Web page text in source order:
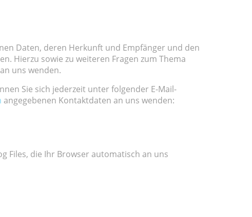
Daten, deren Herkunft und Empfänger und den
Hierzu sowie zu weiteren Fragen zum Thema
uns wenden.
Sie sich jederzeit unter folgender E-Mail-
angegebenen Kontaktdaten an uns wenden:
Files, die Ihr Browser automatisch an uns